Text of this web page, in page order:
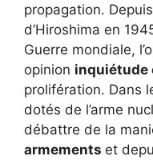
propagation.
d’Hiroshima en
Guerre mondiale,
opinion inquiétude
prolifération. Dans
dotés de l’arme
débattre de la
armements et